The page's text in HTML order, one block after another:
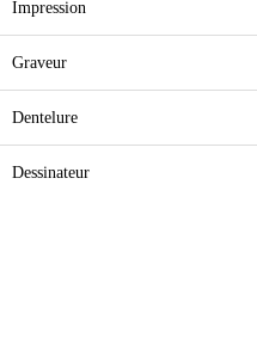
Impression
Graveur
Dentelure
Dessinateur